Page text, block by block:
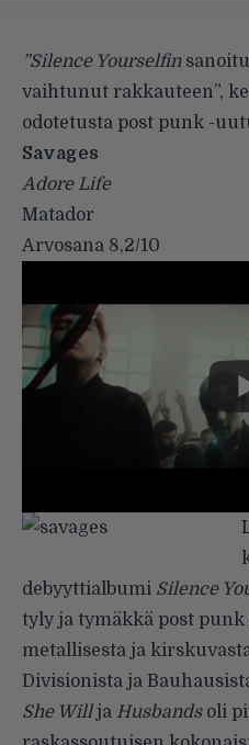
”Silence Yourselfin
vaihtunut rakkauteen”,
odotetusta post punk -
Savages
Adore Life
Matador
Arvosana 8,2/10
debyyttialbumi Silence
tyly ja tymäkkä post
metallisesta ja
Divisionista ja
She Willja Husbandsoli